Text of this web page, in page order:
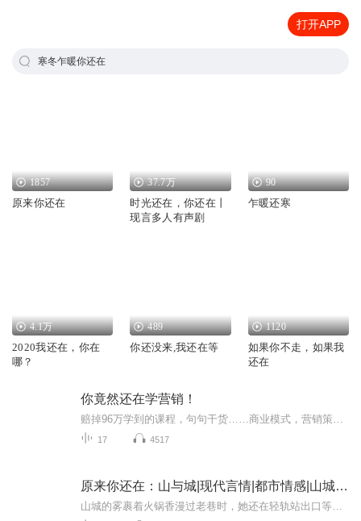
打开APP
寒冬乍暖你还在
1857
原来你还在
37.7万
时光还在，你还在丨
现言多人有声剧
90
乍暖还寒
4.1万
2020我还在，你在
哪？
489
你还没来,我还在等
1120
如果你不走，如果我
还在
你竟然还在学营销！
17 4517
原来你还在：山与城|现代言情|都市情感|山城以变你还在